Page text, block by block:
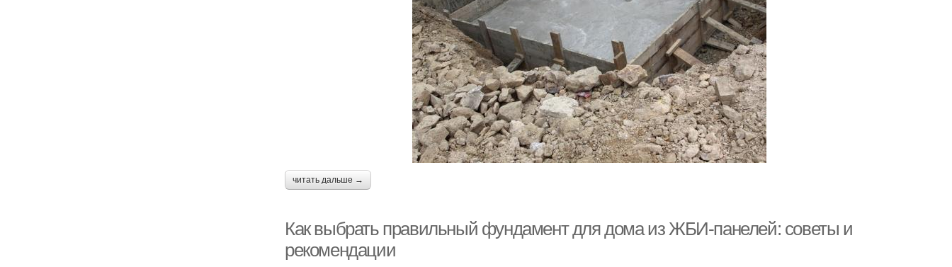
читать дальше →
Как выбрать правильный фундамент для дома из ЖБИ-панелей: советы и
рекомендации